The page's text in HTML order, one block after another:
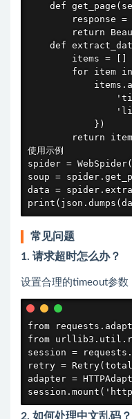
def
response =
return
def
        items = []
for item
            })
return
使用示例
spider =
soup =
data =
常见问题
1. 请求超时怎么办？
设置合理的timeout参数
from
from
session =
retry =
adapter =
2. 如何处理中文乱码？